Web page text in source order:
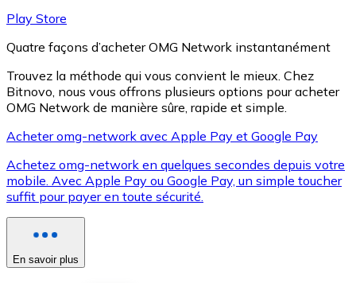
XRP
XRP
Voir toutes
Play Store
Quatre façons d’acheter OMG Network instantanément
Trouvez la méthode qui vous convient le mieux. Chez
Bitnovo, nous vous offrons plusieurs options pour acheter
OMG Network de manière sûre, rapide et simple.
Acheter omg-network avec Apple Pay et Google Pay
Achetez omg-network en quelques secondes depuis votre
mobile. Avec Apple Pay ou Google Pay, un simple toucher
suffit pour payer en toute sécurité.
En savoir plus